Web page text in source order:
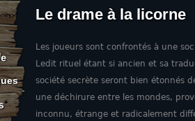
Le drame à la licorne
Les joueurs sont confrontés à une
Ledit rituel étant si ancien et sa
société secrète seront bien étonnés
une déchirure entre les mondes,
inconnu, étrange et radicalement